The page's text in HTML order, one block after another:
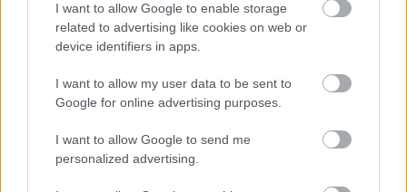
I want to allow Google to enable storage
related to advertising like cookies on web or
device identifiers in apps.
I want to allow my user data to be sent to
Google for online advertising purposes.
I want to allow Google to send me
personalized advertising.
ψυχούλες; Ήταν πέντε αγγελούδια. Για μένα, δεν
θέλει φυλάκιση».
Επιπλέον, η ίδια εξήγησε πως«ποτέ δεν την είχα
δει να τσακώνεται με τη μητέρα της μπροστά
. Η μητέρα της, όπως άκουσα όταν βγήκε στα
κανάλια μετά τον θάνατο του Παναγιωτάκη, είχε